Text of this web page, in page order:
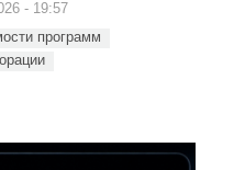
- 19:57
программ